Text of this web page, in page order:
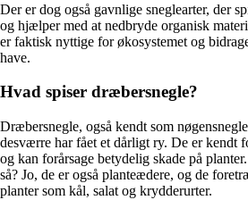
Der er dog også gavnlige sneglearter, der
og hjælper med at nedbryde organisk
er faktisk nyttige for økosystemet og
have.
Hvad spiser dræbersnegle?
Dræbersnegle, også kendt som
desværre har fået et dårligt ry. De er kendt
og kan forårsage betydelig skade på
så? Jo, de er også planteædere, og de
planter som kål, salat og krydderurter.